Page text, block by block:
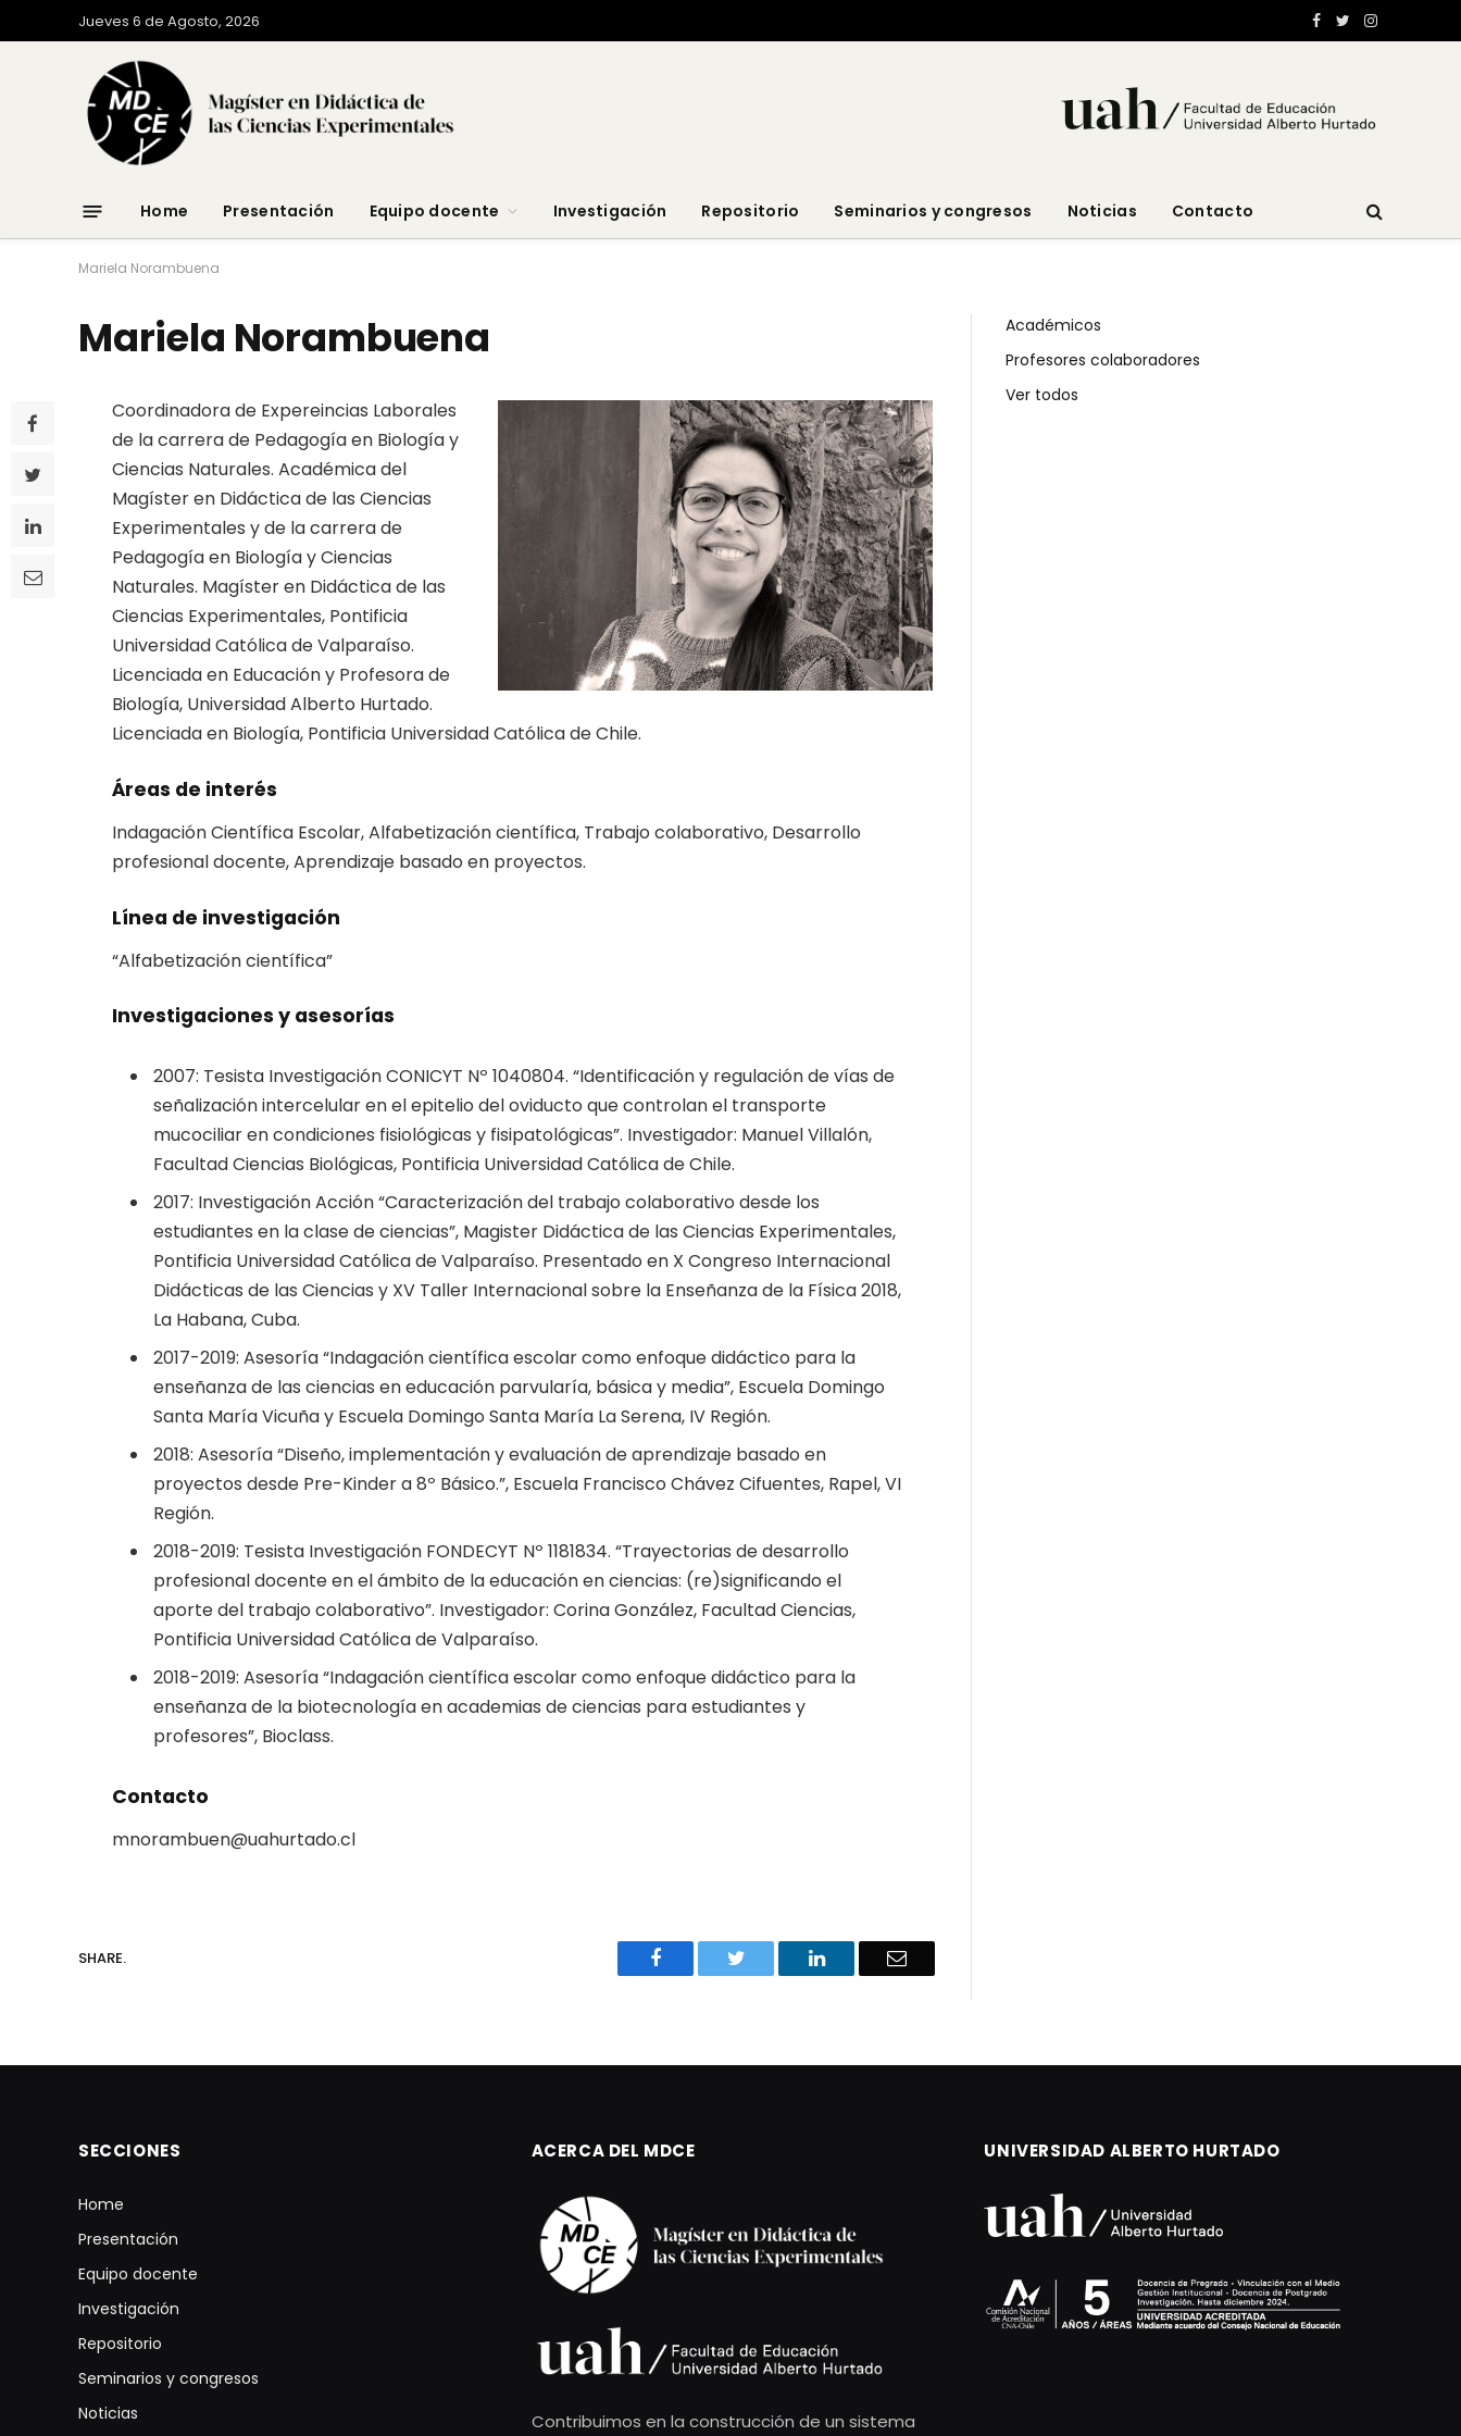
Jueves 6 de Agosto, 2026 Facebook
TwitterInstagram
Home Presentación Equipo docente Investigación Repositorio Seminarios y congresos Noticias Contacto
Mariela Norambuena
Mariela Norambuena
Coordinadora de Expereincias Laborales
de la carrera de Pedagogía en Biología y
Ciencias Naturales. Académica del
Magíster en Didáctica de las Ciencias
Experimentales y de la carrera de
Pedagogía en Biología y Ciencias
Naturales. Magíster en Didáctica de las
Ciencias Experimentales, Pontificia
Universidad Católica de Valparaíso.
Licenciada en Educación y Profesora de
Biología, Universidad Alberto Hurtado.
Licenciada en Biología, Pontificia Universidad Católica de Chile.
Áreas de interés
Indagación Científica Escolar, Alfabetización científica, Trabajo colaborativo, Desarrollo
profesional docente, Aprendizaje basado en proyectos.
Línea de investigación
“Alfabetización científica”
Investigaciones y asesorías
2007: Tesista Investigación CONICYT Nº 1040804. “Identificación y regulación de vías de
señalización intercelular en el epitelio del oviducto que controlan el transporte
mucociliar en condiciones fisiológicas y fisipatológicas”. Investigador: Manuel Villalón,
Facultad Ciencias Biológicas, Pontificia Universidad Católica de Chile.
2017: Investigación Acción “Caracterización del trabajo colaborativo desde los
estudiantes en la clase de ciencias”, Magister Didáctica de las Ciencias Experimentales,
Pontificia Universidad Católica de Valparaíso. Presentado en X Congreso Internacional
Didácticas de las Ciencias y XV Taller Internacional sobre la Enseñanza de la Física 2018,
La Habana, Cuba.
2017-2019: Asesoría “Indagación científica escolar como enfoque didáctico para la
enseñanza de las ciencias en educación parvularía, básica y media”, Escuela Domingo
Santa María Vicuña y Escuela Domingo Santa María La Serena, IV Región.
2018: Asesoría “Diseño, implementación y evaluación de aprendizaje basado en
proyectos desde Pre-Kinder a 8º Básico.”, Escuela Francisco Chávez Cifuentes, Rapel, VI
Región.
2018-2019: Tesista Investigación FONDECYT Nº 1181834. “Trayectorias de desarrollo
profesional docente en el ámbito de la educación en ciencias: (re)significando el
aporte del trabajo colaborativo”. Investigador: Corina González, Facultad Ciencias,
Pontificia Universidad Católica de Valparaíso.
2018-2019: Asesoría “Indagación científica escolar como enfoque didáctico para la
enseñanza de la biotecnología en academias de ciencias para estudiantes y
profesores”, Bioclass.
Contacto
mnorambuen@uahurtado.cl
SHARE. Facebook Twitter LinkedIn Email
Académicos
Profesores colaboradores
Ver todos
SECCIONES
Home
Presentación
Equipo docente
Investigación
Repositorio
Seminarios y congresos
Noticias
ACERCA DEL MDCE
Contribuimos en la construcción de un sistema
UNIVERSIDAD ALBERTO HURTADO